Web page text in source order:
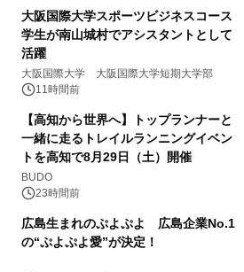
大阪国際大学スポーツビジネスコース
学生が南山城村でアシスタントとして
活躍
大阪国際大学 大阪国際大学短期大学部
11時間前
【高知から世界へ】トップランナーと
一緒に走るトレイルランニングイベン
トを高知で8月29日（土）開催
BUDO
23時間前
広島生まれのぷよぷよ 広島企業No.1
の“ぷよぷよ愛”が決定！